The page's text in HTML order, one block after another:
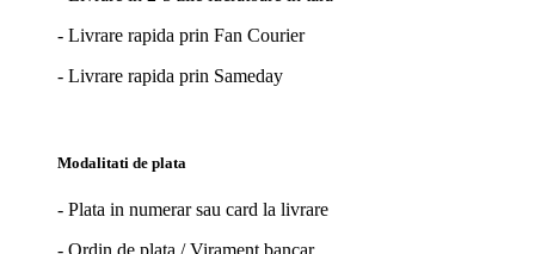
- Livrare rapida prin Fan Courier
- Livrare rapida prin Sameday
Modalitati de plata
- Plata in numerar sau card la livrare